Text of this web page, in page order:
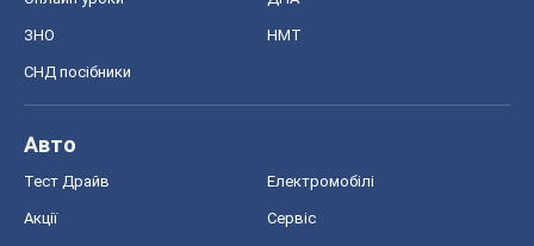
ЗНО НМТ
СНД посібники
Авто
Тест Драйв Електромобілі
Акції Сервіс